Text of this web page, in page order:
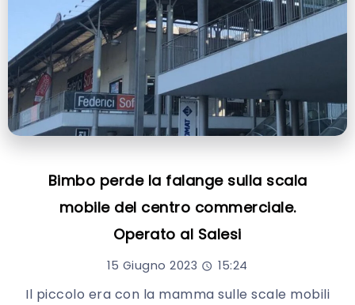
Bimbo perde la falange sulla scala
mobile del centro commerciale.
Operato al Salesi
15 Giugno 2023 15:24
Il piccolo era con la mamma sulle scale mobili